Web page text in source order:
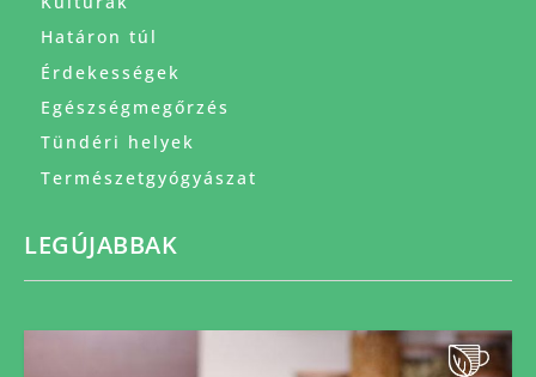
Határon túl
Érdekességek
Egészségmegőrzés
Tündéri helyek
Természetgyógyászat
LEGÚJABBAK